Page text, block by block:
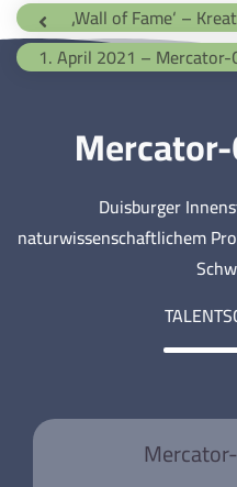
‚Wall of Fame‘ – Kreatives Lernen und
Duisburger
naturwissenschaftlichem